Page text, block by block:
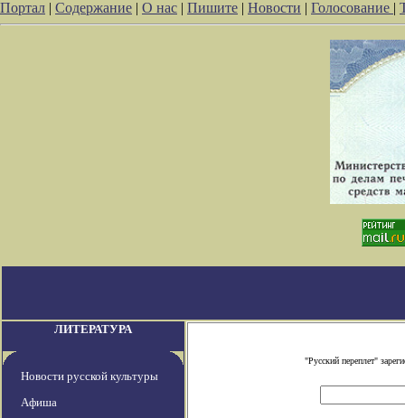
Портал | Содержание | О нас | Пишите | Новости | Голосование |
ЛИТЕРАТУРА
Новости русской культуры
Афиша
"Русский переплет"